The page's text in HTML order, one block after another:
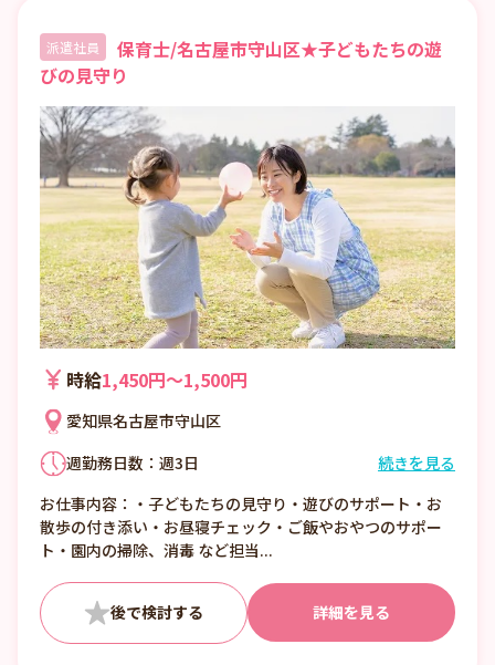
派遣社員
保育士/名古屋市守山区★子どもたちの遊
びの見守り
時給1,450円〜1,500円
愛知県名古屋市守山区
週勤務日数：週3日
②8:00〜17:00 （休憩1:00）
③12:00〜21:00 （休憩1:00）
■日数・曜日・時間帯相談可
■曜日・時間帯は固定可
続きを見る
お仕事内容：・子どもたちの見守り・遊びのサポート・お
散歩の付き添い・お昼寝チェック・ご飯やおやつのサポー
ト・園内の掃除、消毒 など担当...
詳細を見る